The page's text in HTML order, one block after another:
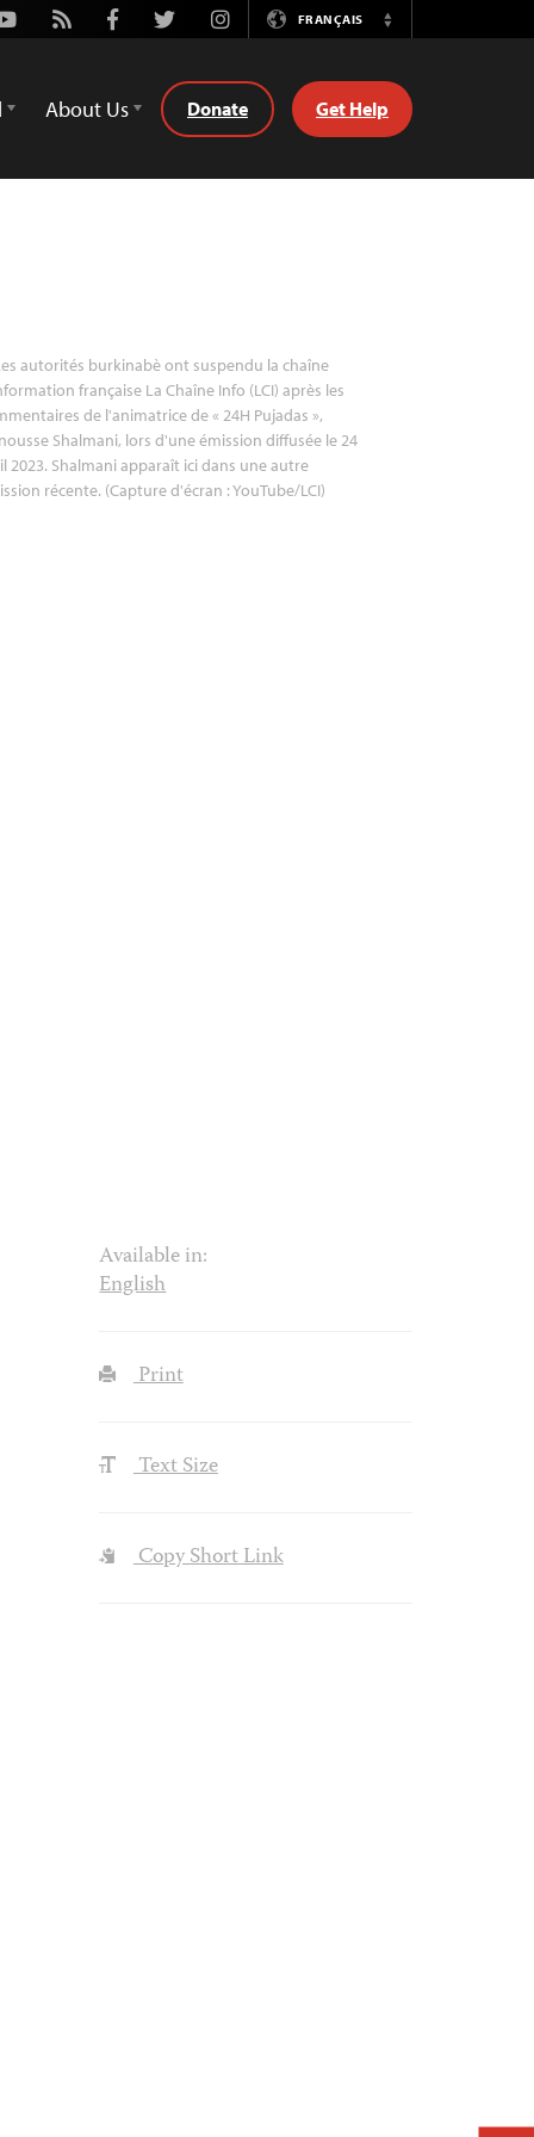
Rss FacebookTwitterInstagramFRANÇAIS
Switch
About Us Donate Get Help
autorités burkinabè ont suspendu la chaîne
française La Chaîne Info (LCI) après les
de l'animatrice de « 24H Pujadas »,
Shalmani, lors d'une émission diffusée le 24
2023. Shalmani apparaît ici dans une autre
récente. (Capture d'écran : YouTube/LCI)
Available in:
English
Print
Text Size
Copy Short Link